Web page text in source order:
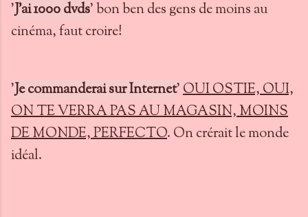
'J'ai 1000 dvds' bon ben des gens de moins au
cinéma, faut croire!
'Je commanderai sur Internet'OUI OSTIE, OUI,
ON TE VERRA PAS AU MAGASIN, MOINS
DE MONDE, PERFECTO. On crérait le monde
idéal.